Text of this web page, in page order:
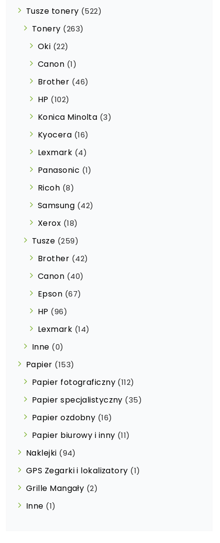
Tusze tonery (522)
Tonery (263)
Oki (22)
Canon (1)
Brother (46)
HP (102)
Konica Minolta (3)
Kyocera (16)
Lexmark (4)
Panasonic (1)
Ricoh (8)
Samsung (42)
Xerox (18)
Tusze (259)
Brother (42)
Canon (40)
Epson (67)
HP (96)
Lexmark (14)
Inne (0)
Papier (153)
Papier fotograficzny (112)
Papier specjalistyczny (35)
Papier ozdobny (16)
Papier biurowy i inny (11)
Naklejki (94)
GPS Zegarki i lokalizatory (1)
Grille Mangały (2)
Inne (1)